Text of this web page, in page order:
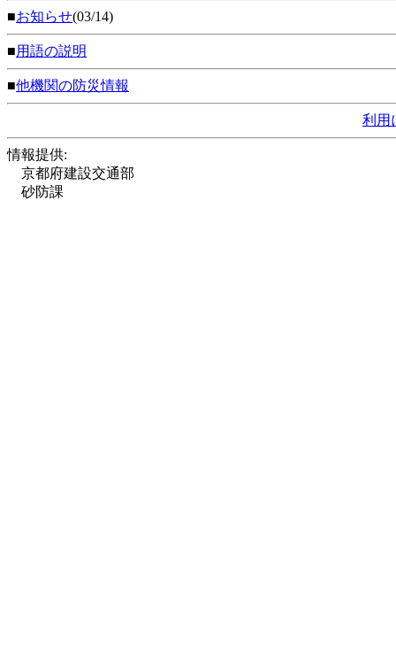
■お知らせ(03/14)
■用語の説明
■他機関の防災情報
利用
情報提供:
京都府建設交通部
砂防課